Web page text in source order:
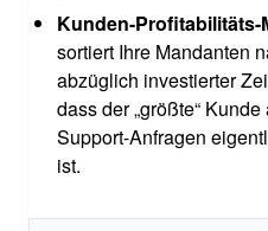
Kunden-Profitabilitäts-
sortiert Ihre Mandanten
abzüglich investierter
dass der „größte“
Support-Anfragen
ist.